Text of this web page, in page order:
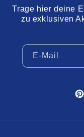
Trage hier deine
zu exklusiven
E-Mail